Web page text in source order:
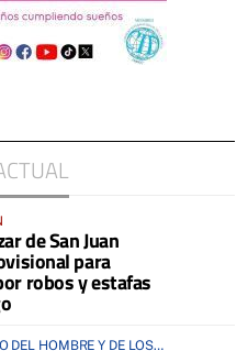
de San Juan
para
robos y estafas
DEL HOMBRE Y DE LOS